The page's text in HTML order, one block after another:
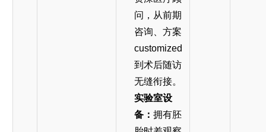
问，从前期
咨询、方案
customized
到术后随访
无缝衔接。
实验室设
备： 拥有胚